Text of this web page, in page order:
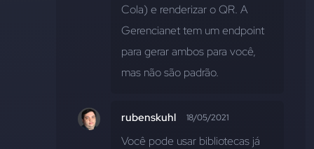
Cola) e renderizar o QR. A
Gerencianet tem um endpoint
para gerar ambos para você,
mas não são padrão.
rubenskuhl 18/05/2021
Você pode usar bibliotecas já